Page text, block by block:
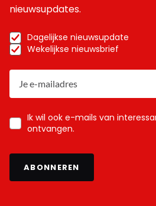
nieuwsupdates.
Dagelijkse nieuwsupdate
Wekelijkse nieuwsbrief
Ik wil ook e-mails van
ontvangen.
ABONNEREN